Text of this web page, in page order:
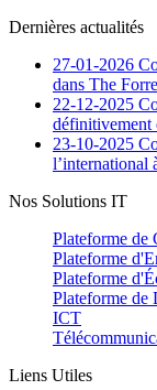
Dernières actualités
27-01-2026
dans The
22-12-2025
définitivement
23-10-2025
l’international
Nos Solutions IT
Plateforme de
Plateforme
Plateforme
Plateforme de
ICT
Liens Utiles